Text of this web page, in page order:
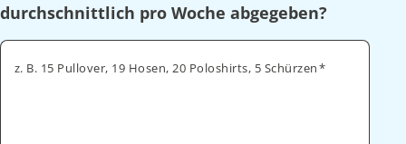
durchschnittlich pro Woche abgegeben?
z. B. 15 Pullover, 19 Hosen, 20 Poloshirts, 5 Schürzen